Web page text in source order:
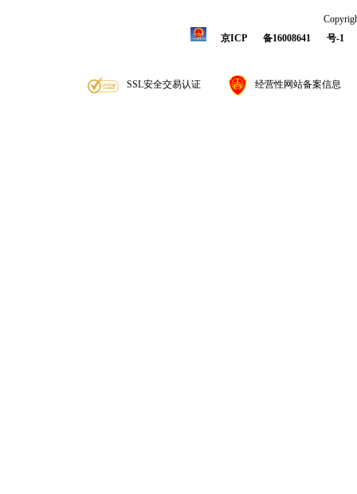
京ICP
备16008641 号-1
SSL安全交易认证 经营性网站备案信息